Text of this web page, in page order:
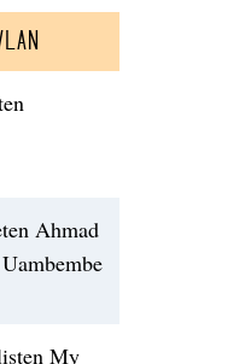
Ahmad
My